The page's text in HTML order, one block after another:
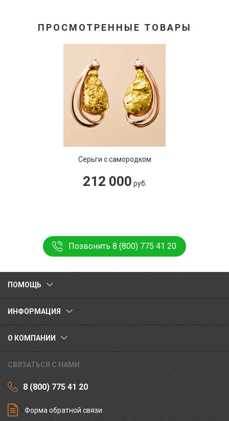
ПРОСМОТРЕННЫЕ ТОВАРЫ
Серьги с самородком
212 000 руб.
Позвонить 8 (800) 775 41 20
ПОМОЩЬ
ИНФОРМАЦИЯ
О КОМПАНИИ
СВЯЗАТЬСЯ С НАМИ
8 (800) 775 41 20
Форма обратной связи